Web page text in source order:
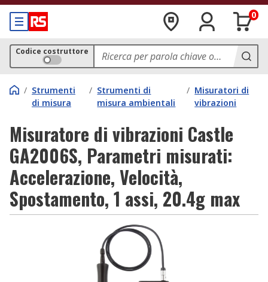
0
Codice costruttore
/ Strumenti
di misura
/ Strumenti di
misura ambientali
/ Misuratori di
vibrazioni
Misuratore di vibrazioni Castle
GA2006S, Parametri misurati:
Accelerazione, Velocità,
Spostamento, 1 assi, 20.4g max